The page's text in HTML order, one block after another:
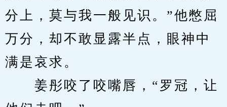
分上，莫与我一般见识。”他憋屈
万分，却不敢显露半点，眼神中
满是哀求。
姜彤咬了咬嘴唇，“罗冠，让